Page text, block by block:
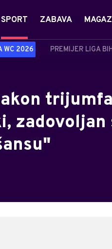
SPORT
WC 2026 PREMIJER LIGA
ZABAVA
zadovoljan